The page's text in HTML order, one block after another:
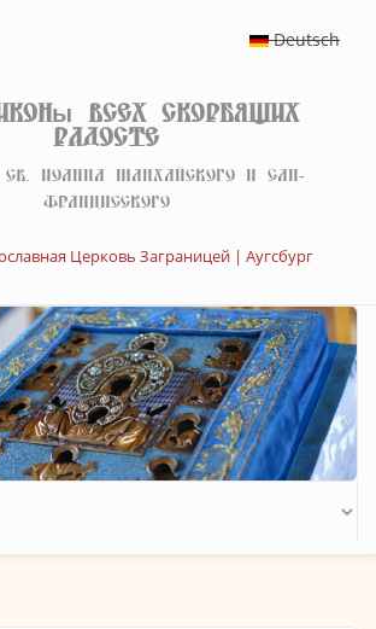
Deutsch
Всех скорбящих
Радосте
Иоанна Шанхайского и Сан-
Францисского
Церковь Заграницей | Аугсбург